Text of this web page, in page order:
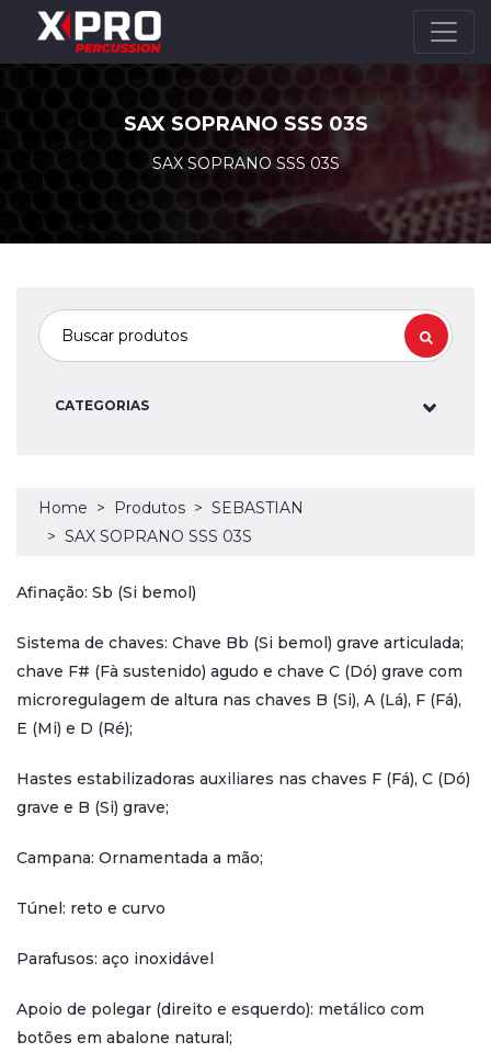
SAX SOPRANO SSS 03S
SAX SOPRANO SSS 03S
CATEGORIAS
Home Produtos
SEBASTIAN
SAX SOPRANO SSS 03S
Afinação: Sb (Si bemol)
Sistema de chaves: Chave Bb (Si bemol) grave articulada;
chave F# (Fà sustenido) agudo e chave C (Dó) grave com
microregulagem de altura nas chaves B (Si), A (Lá), F (Fá),
E (Mi) e D (Ré);
Hastes estabilizadoras auxiliares nas chaves F (Fá), C (Dó)
grave e B (Si) grave;
Campana: Ornamentada a mão;
Túnel: reto e curvo
Parafusos: aço inoxidável
Apoio de polegar (direito e esquerdo): metálico com
botões em abalone natural;